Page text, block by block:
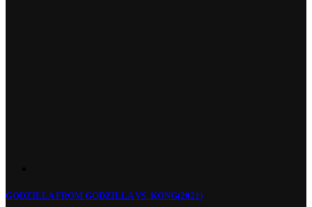
GODZILLA FROM GODZILLA VS. KONG(2021)